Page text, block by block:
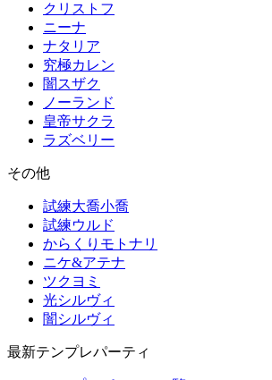
クリストフ
ニーナ
ナタリア
究極カレン
闇スザク
ノーランド
皇帝サクラ
ラズベリー
その他
試練大喬小喬
試練ウルド
からくりモトナリ
ニケ&アテナ
ツクヨミ
光シルヴィ
闇シルヴィ
最新テンプレパーティ